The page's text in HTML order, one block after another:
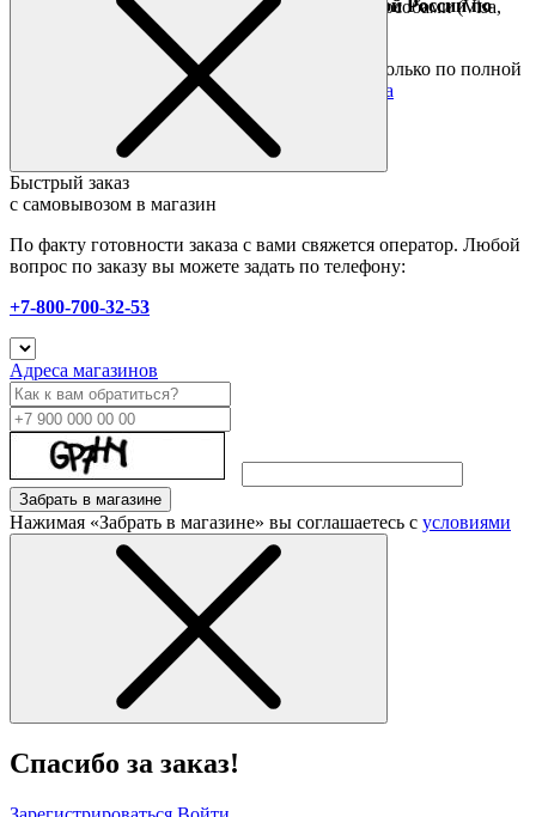
Доставка за границу осуществляется Почтой России по
полной предоплате
Подробные условия
Оплата он-лайн всеми популярными способами (Visa,
Mastercard и тд.)
Товары со скидкой отправляются по России только по полной
предоплате. Все подробности в разделе
оплата
Быстрый заказ
с самовывозом в магазин
По факту готовности заказа с вами свяжется оператор. Любой
вопрос по заказу вы можете задать по телефону:
+7-800-700-32-53
Адреса магазинов
Забрать в магазине
Нажимая «Забрать в магазине» вы соглашаетесь с условиями
Спасибо за заказ!